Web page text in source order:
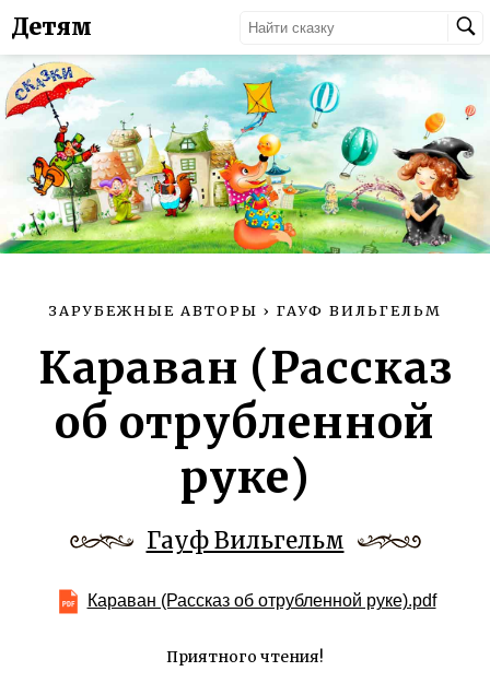
Детям
ЗАРУБЕЖНЫЕ АВТОРЫ › ГАУФ ВИЛЬГЕЛЬМ
Караван (Рассказ
об отрубленной
руке)
Гауф Вильгельм
Караван (Рассказ об отрубленной руке).pdf
Приятного чтения!